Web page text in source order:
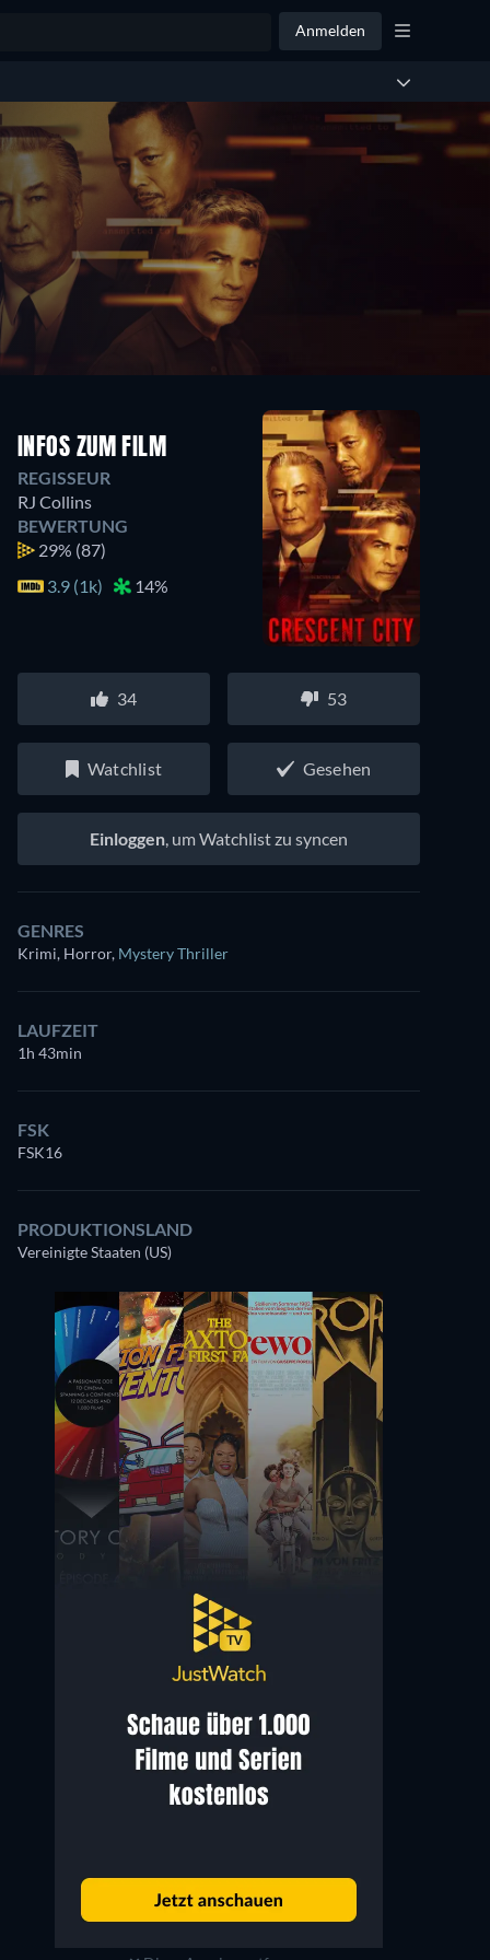
Anmelden
INFOS ZUM FILM
REGISSEUR
RJ Collins
BEWERTUNG
29% (87)
3.9 (1k)
14%
34 53
Watchlist Gesehen
Einloggen, um Watchlist zu syncen
GENRES
Krimi, Horror, Mystery Thriller
LAUFZEIT
1h 43min
FSK
FSK16
PRODUKTIONSLAND
Vereinigte Staaten (US)